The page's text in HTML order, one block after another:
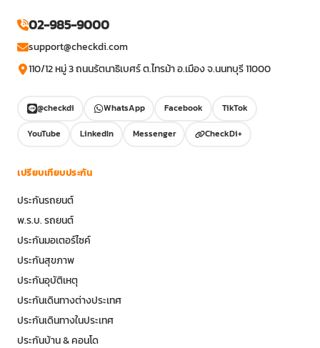
02-985-9000
support@checkdi.com
110/12 หมู่ 3 ถนนรัตนาธิเบศร์ ต.ไทรม้า อ.เมือง จ.นนทบุรี 11000
@checkdi WhatsApp Facebook
TikTok
YouTube
LinkedIn Messenger CheckDi+
เปรียบเทียบประกัน
ประกันรถยนต์
พ.ร.บ. รถยนต์
ประกันมอเตอร์ไซค์
ประกันสุขภาพ
ประกันอุบัติเหตุ
ประกันเดินทางต่างประเทศ
ประกันเดินทางในประเทศ
ประกันบ้าน & คอนโด